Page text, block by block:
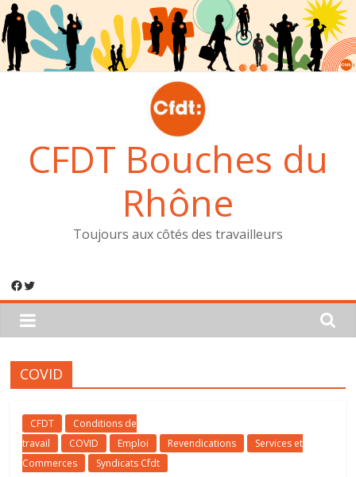
Passer
au
contenu
CFDT Bouches du
Rhône
Toujours aux côtés des travailleurs
Facebook
Twitter
COVID
CFDT
Conditions de
travail
COVID Emploi Revendications
Services et
Commerces
Syndicats Cfdt